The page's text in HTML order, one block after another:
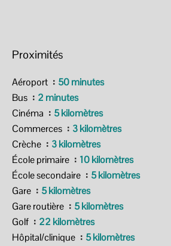
Proximités
Aéroport
50 minutes
Bus
2 minutes
Cinéma
5 kilomètres
Commerces
3 kilomètres
Crèche
3 kilomètres
École primaire
10 kilomètres
École secondaire
5 kilomètres
Gare
5 kilomètres
Gare routière
5 kilomètres
Golf
22 kilomètres
Hôpital/clinique
5 kilomètres